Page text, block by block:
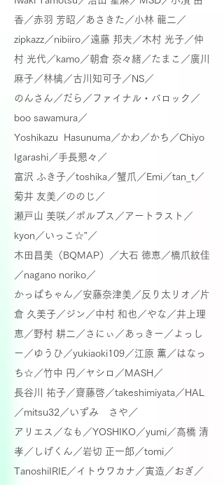
香／赤羽 芳昭／あさきた／小林 龍二／
zipkazz／nibiiro／遠藤 邦夫／木村 光子／仲
村 光代／kamo／朝倉 奈々緒／たまこ／廣川
麻子／林檎／古川知可子／NS／
のんさん／だら／ ファイナル・バロック／
boo sawamura／
Yoshikazu Hasunuma／かわ／かち／Chiyo
Igarashi／手長懇々／
富沢 ふき子／toshika／蟹爪／Emi／tan_t／
菊井 友美／ののじ／
瀬戸山 美咲／ポルプス／アートラスト／
kyon／いっこ☆”／
木田昌美（BQMAP）／大石 徳恵／橋爪紋佳
／nagano noriko／
かっぱちゃん／安藤奈津美／ 反り太リオ／片
倉 久美子／ジン／中村 和也／やな／井上理
恵／野村 耕二／さにぃ／あっきー／ よっし
ー／ ゆうひ／yukiaoki109／江原 薫／はなっ
ち☆／竹中 円／ ヤシロ／MASH／
長谷川 祐子／齋藤啓／takeshimiyata／ HAL
／mitsu32／いずみ さや／
アリエス／なも／YOSHIKO／yumi／高橋 清
孝／ しげくん／岩切 正一郎／tomi／
TanoshiIRIE／イトウワカナ／寅造／おぎ／